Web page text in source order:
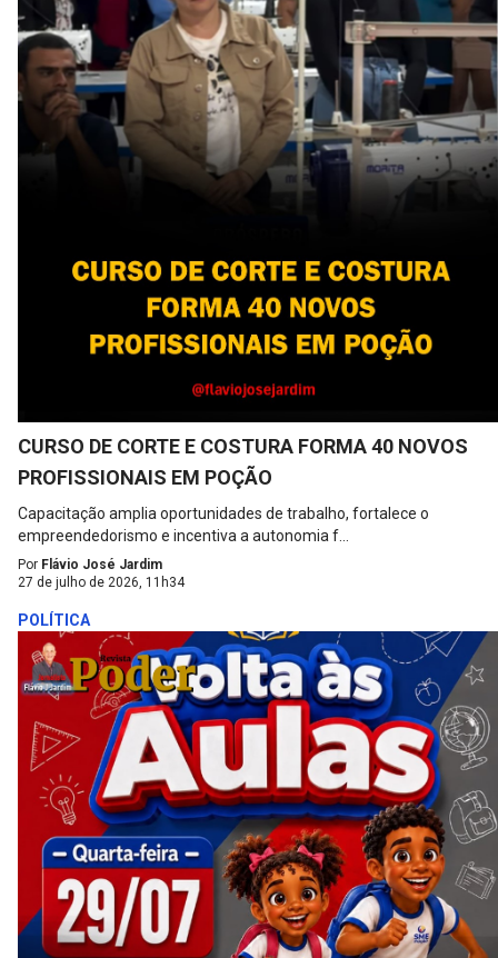
CURSO DE CORTE E COSTURA FORMA 40 NOVOS
PROFISSIONAIS EM POÇÃO
Capacitação amplia oportunidades de trabalho, fortalece o
empreendedorismo e incentiva a autonomia f...
Por Flávio José Jardim
27 de julho de 2026, 11h34
POLÍTICA